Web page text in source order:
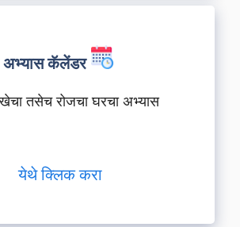
अभ्यास कॅलेंडर
तसेच रोजचा घरचा अभ्यास
येथे क्लिक करा